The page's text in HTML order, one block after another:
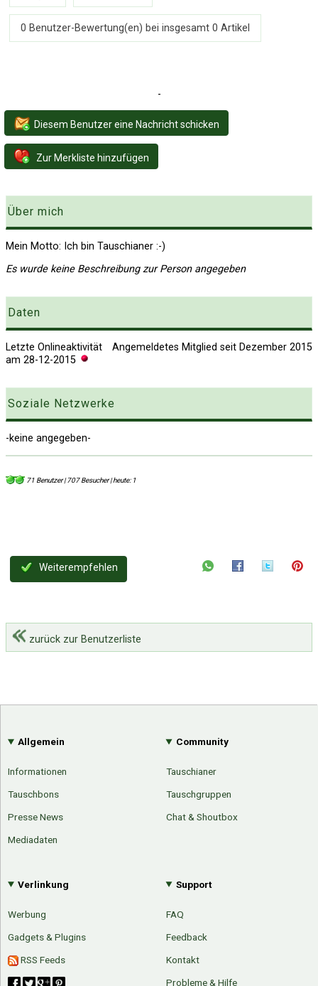
Twitter
0 Benutzer-Bewertung(en) bei insgesamt 0 Artikel
-
Diesem Benutzer eine Nachricht schicken
Zur Merkliste hinzufügen
Über mich
Mein Motto: Ich bin Tauschianer :-)
Es wurde keine Beschreibung zur Person angegeben
Daten
Angemeldetes Mitglied seit Dezember 2015
Letzte Onlineaktivität
am 28-12-2015
Soziale Netzwerke
-keine angegeben-
71 Benutzer | 707 Besucher | heute: 1
Weiterempfehlen
zurück zur Benutzerliste
Allgemein
Informationen
Tauschbons
Presse News
Mediadaten
Community
Tauschianer
Tauschgruppen
Chat & Shoutbox
Verlinkung
Werbung
Gadgets & Plugins
RSS Feeds
Support
FAQ
Feedback
Kontakt
Probleme & Hilfe